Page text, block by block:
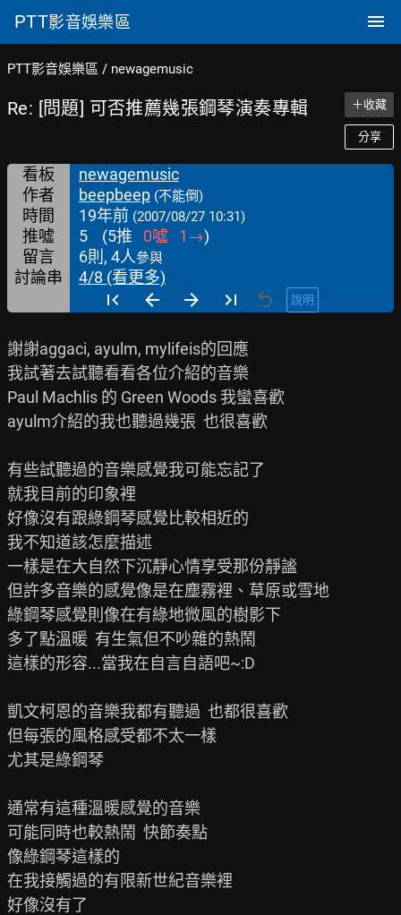
PTT影音娛樂區
PTT影音娛樂區 / newagemusic
Re: [問題] 可否推薦幾張鋼琴演奏專輯 ＋收藏
分享
看板
newagemusic
作者
beepbeep (不能倒)
時間 19年前 (2007/08/27 10:31)
推噓 5 (5推 0噓 1 →)
留言
6則, 4人參與
討論串 4/8 (看更多)
說明
謝謝aggaci, ayulm, mylifeis的回應
我試著去試聽看看各位介紹的音樂
Paul Machlis 的 Green Woods 我蠻喜歡
ayulm介紹的我也聽過幾張  也很喜歡
有些試聽過的音樂感覺我可能忘記了
就我目前的印象裡
好像沒有跟綠鋼琴感覺比較相近的
我不知道該怎麼描述
一樣是在大自然下沉靜心情享受那份靜謐
但許多音樂的感覺像是在塵霧裡、草原或雪地
綠鋼琴感覺則像在有綠地微風的樹影下
多了點溫暖  有生氣但不吵雜的熱鬧
這樣的形容...當我在自言自語吧~:D
凱文柯恩的音樂我都有聽過  也都很喜歡
但每張的風格感受都不太一樣
尤其是綠鋼琴
通常有這種溫暖感覺的音樂
可能同時也較熱鬧  快節奏點
像綠鋼琴這樣的
在我接觸過的有限新世紀音樂裡
好像沒有了